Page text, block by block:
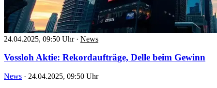
24.04.2025, 09:50 Uhr · News
Vossloh Aktie: Rekordaufträge, Delle beim Gewinn
News · 24.04.2025, 09:50 Uhr